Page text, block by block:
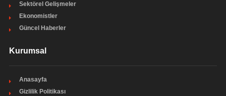
Sektörel Gelişmeler
Ekonomistler
Güncel Haberler
Kurumsal
Anasayfa
Gizlilik Politikası